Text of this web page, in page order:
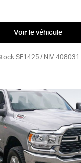
Voir le véhicule
SF1425 / NIV 408031